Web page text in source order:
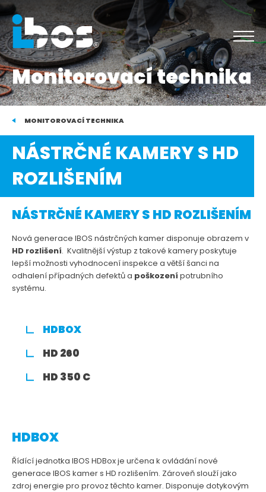
Monitorovací technika
MONITOROVACÍ TECHNIKA
NÁSTRČNÉ KAMERY S HD
ROZLIŠENÍM
NÁSTRČNÉ KAMERY S HD ROZLIŠENÍM
Nová generace IBOS nástrčných kamer disponuje obrazem v
HD rozlišení. Kvalitnější výstup z takové kamery poskytuje
lepší možnosti vyhodnocení inspekce a větší šanci na
odhalení případných defektů a poškození potrubního
systému.
HDBOX
HD 260
HD 350 C
HDBOX
Řídící jednotka IBOS HDBox je určena k ovládání nové
generace IBOS kamer s HD rozlišením. Zároveň slouží jako
zdroj energie pro provoz těchto kamer. Disponuje dotykovým